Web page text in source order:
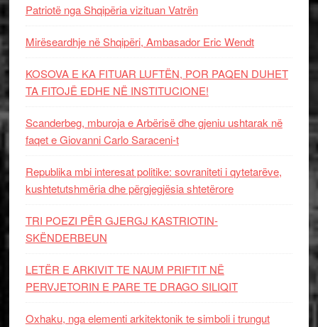
Patriotë nga Shqipëria vizituan Vatrën
Mirëseardhje në Shqipëri, Ambasador Eric Wendt
KOSOVA E KA FITUAR LUFTËN, POR PAQEN DUHET
TA FITOJË EDHE NË INSTITUCIONE!
Scanderbeg, mburoja e Arbërisë dhe gjeniu ushtarak në
faqet e Giovanni Carlo Saraceni-t
Republika mbi interesat politike: sovraniteti i qytetarëve,
kushtetutshmëria dhe përgjegjësia shtetërore
TRI POEZI PËR GJERGJ KASTRIOTIN-
SKËNDERBEUN
LETËR E ARKIVIT TE NAUM PRIFTIT NË
PERVJETORIN E PARE TE DRAGO SILIQIT
Oxhaku, nga elementi arkitektonik te simboli i trungut